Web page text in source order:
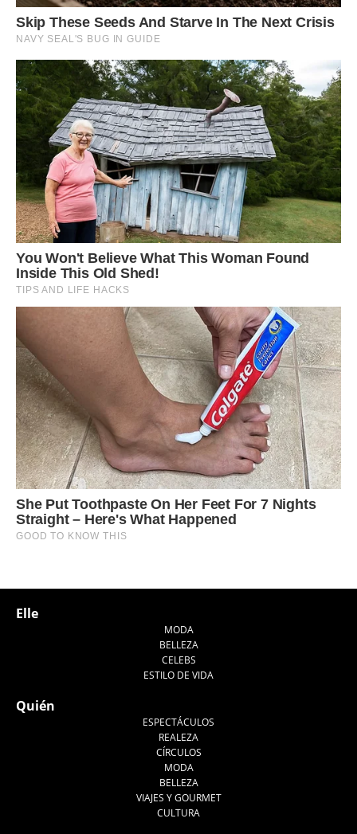
Elle
MODA
BELLEZA
CELEBS
ESTILO DE VIDA
Quién
ESPECTÁCULOS
REALEZA
CÍRCULOS
MODA
BELLEZA
VIAJES Y GOURMET
CULTURA